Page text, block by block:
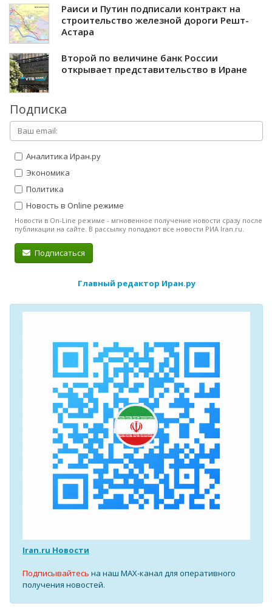
Раиси и Путин подписали контракт на
строительство железной дороги Решт-
Астара
Второй по величине банк России
открывает представительство в Иране
Подписка
Аналитика Иран.ру
Экономика
Политика
Новость в Online режиме
Новости в On-Line режиме - мгновенное получение новости сразу после
публикации на сайте. В рассылку попадают все новости РИА Iran.ru.
Подписаться
Главный редактор Иран.ру
Iran.ru Новости
Подписывайтесь на наш MAX-канал для оперативного
получения новостей.